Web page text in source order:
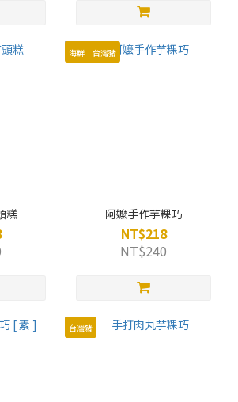
糕
海鮮｜台灣豬
阿嬤手作芋粿巧
NT$218
NT$240
台灣豬